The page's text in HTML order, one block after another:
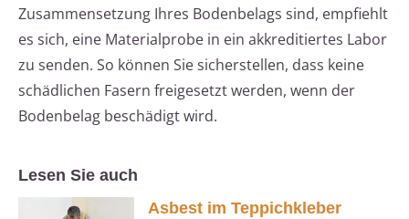
Zusammensetzung Ihres Bodenbelags sind, empfiehlt
es sich, eine Materialprobe in ein akkreditiertes Labor
zu senden. So können Sie sicherstellen, dass keine
schädlichen Fasern freigesetzt werden, wenn der
Bodenbelag beschädigt wird.
Lesen Sie auch
Asbest im Teppichkleber